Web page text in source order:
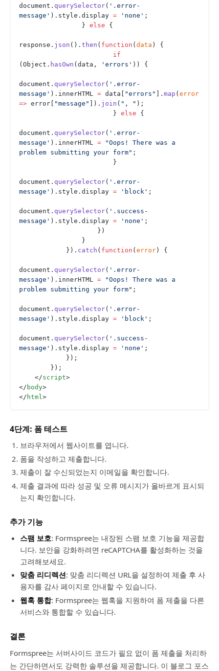
document. querySelector( '.error-
message' ).style.display = 'none' ;
                }
else {
response. json (). then ( function ( data ) {
                        if
(Object. hasOwn (data, 'errors' )) {
document. querySelector( '.error-
message' ).innerHTML = data[ "errors" ]. map ( error
=> error[ "message" ]). join ( ", " );
                        }
else {
document. querySelector( '.error-
message' ).innerHTML = "Oops! There was a
problem submitting your form" ;
                        }
document. querySelector( '.error-
message' ).style.display = 'block' ;
document. querySelector( '.success-
message' ).style.display = 'none' ;
                    })
                }
            }).
catch ( function ( error ) {
document. querySelector( '.error-
message' ).innerHTML = "Oops! There was a
problem submitting your form" ;
document. querySelector( '.error-
message' ).style.display = 'block' ;
document. querySelector( '.success-
message' ).style.display = 'none' ;
            });
        });
    </
script>
</ body>
</ html>
4단계: 폼 테스트
브라우저에서 웹사이트를 엽니다.
폼을 작성하고 제출합니다.
제출이 잘 수신되었는지 이메일을 확인합니다.
제출 결과에 따라 성공 및 오류 메시지가 올바르게 표시되
는지 확인합니다.
추가 기능
스팸 보호: Formspree는 내장된 스팸 보호 기능을 제공합
니다. 보안을 강화하려면 reCAPTCHA를 활성화하는 것을
고려해보세요.
맞춤 리디렉션: 맞춤 리디렉션 URL을 설정하여 제출 후 사
용자를 감사 페이지로 안내할 수 있습니다.
웹훅 통합: Formspree는 웹훅을 지원하여 폼 제출을 다른
서비스와 통합할 수 있습니다.
결론
Formspree는 서버사이드 코드가 필요 없이 폼 제출을 처리하
는 간단하면서도 강력한 솔루션을 제공합니다. 이 블로그 포스